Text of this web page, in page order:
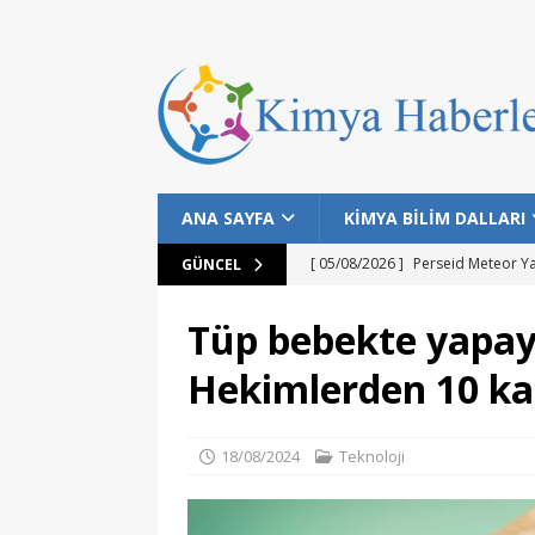
ANA SAYFA KİMYA BİLİM DALLARI
GÜNCEL [ 05/08/2026 ] Perseid Meteor
[ 25/07/2026 ] NASA Datalarıyla
MANŞET
MANŞET
Gökyüzü
Tüp bebekte
Hekimlerden 10
18/08/2024 Teknoloji